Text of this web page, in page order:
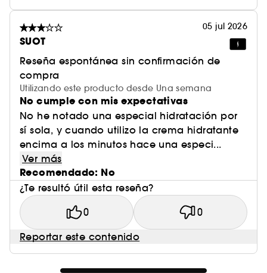
05 jul 2026
SUOT
Reseña espontánea sin confirmación de
compra
Utilizando este producto desde Una semana
No cumple con mis expectativas
No he notado una especial hidratación por
sí sola, y cuando utilizo la crema hidratante
encima a los minutos hace una especi...
Ver más
Recomendado: No
¿Te resultó útil esta reseña?
0 0
Reportar este contenido